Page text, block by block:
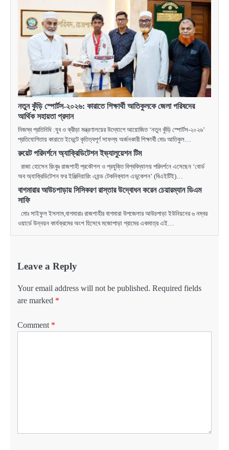
নতুন কুঁড়ি স্পোর্টস-২০২৬: কারাতে শিক্ষার্থী আতিকুলকে জেলা পরিষদের
আর্থিক সহায়তা প্রদান
নিজস্ব প্রতিনিধি :যুব ও ক্রীড়া মন্ত্রণালয়ের উদ্যোগে আয়োজিত ‘নতুন কুঁড়ি স্পোর্টস-২০২৬’
প্রতিযোগিতায় কারাতে ইভেন্টে কৃতিত্বপূর্ণ সাফল্য অর্জনকারী শিক্ষার্থী মোঃ আতিকুল…
রুয়েট পরিদর্শনে অ্যাক্রিডিটেশন ইভ্যালুয়েশন টিম
রাজা হোসেন রিংকুঃ রাজশাহী প্রকৌশল ও প্রযুক্তি বিশ্ববিদ্যালয় পরিদর্শনে এসেছেন ‘বোর্ড
অব অ্যাক্রিডিটেশন ফর ইঞ্জিনিয়ারিং এ্যন্ড টেকনিক্যাল এডুকেশন’ (বিএইটিই)…
বাগমারার আউচপাড়ায় সিসিকরণ রাস্তার উদ্বোধন করেন চেয়ারম্যান ডিএম
সাফি
মোঃ সাইফুল ইসলাম,বাগমারাঃ রাজশাহীর বাগমারা উপজেলার আউচপাড়া ইউনিয়নের ৬ নম্বর
ওয়ার্ডে উন্নয়ন কার্যক্রমের অংশ হিসেবে মজোপাড়া গ্রামের একমাত্র এই…
Leave a Reply
Your email address will not be published. Required fields
are marked *
Comment *